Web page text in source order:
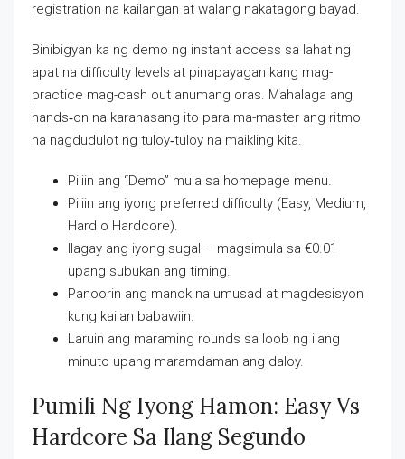
registration na kailangan at walang nakatagong bayad.
Binibigyan ka ng demo ng instant access sa lahat ng
apat na difficulty levels at pinapayagan kang mag-
practice mag-cash out anumang oras. Mahalaga ang
hands‑on na karanasang ito para ma-master ang ritmo
na nagdudulot ng tuloy‑tuloy na maikling kita.
Piliin ang “Demo” mula sa homepage menu.
Piliin ang iyong preferred difficulty (Easy, Medium,
Hard o Hardcore).
Ilagay ang iyong sugal – magsimula sa €0.01
upang subukan ang timing.
Panoorin ang manok na umusad at magdesisyon
kung kailan babawiin.
Laruin ang maraming rounds sa loob ng ilang
minuto upang maramdaman ang daloy.
Pumili Ng Iyong Hamon: Easy Vs
Hardcore Sa Ilang Segundo